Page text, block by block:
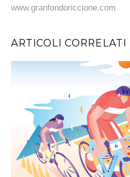
www.granfondoriccione.com
ARTICOLI CORRELATI